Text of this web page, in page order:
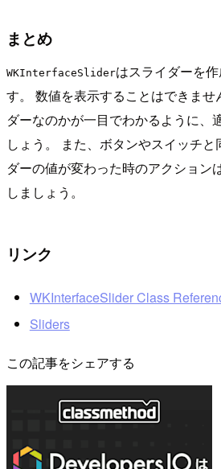
まとめ
WKInterfaceSliderはスライダーを
す。 数値を表示することはできませ
ダーなのかが一目でわかるように、
しょう。 また、ボタンやスイッチと
ダーの値が変わった時のアクション
しましょう。
リンク
WKInterfaceSlider Class
Sliders
この記事をシェアする